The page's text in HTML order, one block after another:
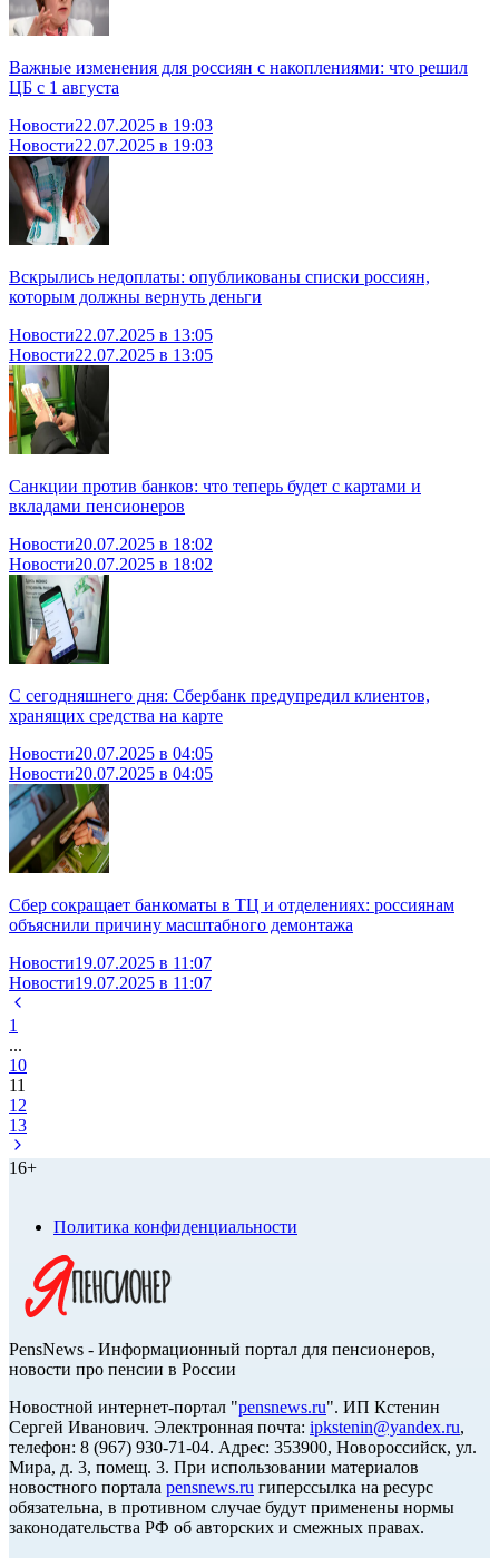
Важные изменения для россиян с накоплениями: что решил
ЦБ с 1 августа
Новости22.07.2025 в 19:03
Новости22.07.2025 в 19:03
Вскрылись недоплаты: опубликованы списки россиян,
которым должны вернуть деньги
Новости22.07.2025 в 13:05
Новости22.07.2025 в 13:05
Санкции против банков: что теперь будет с картами и
вкладами пенсионеров
Новости20.07.2025 в 18:02
Новости20.07.2025 в 18:02
С сегодняшнего дня: Сбербанк предупредил клиентов,
хранящих средства на карте
Новости20.07.2025 в 04:05
Новости20.07.2025 в 04:05
Сбер сокращает банкоматы в ТЦ и отделениях: россиянам
объяснили причину масштабного демонтажа
Новости19.07.2025 в 11:07
Новости19.07.2025 в 11:07
1
...
10
11
12
13
16+
Политика конфиденциальности
PensNews - Информационный портал для пенсионеров,
новости про пенсии в России
Новостной интернет-портал "pensnews.ru". ИП Кстенин
Сергей Иванович. Электронная почта: ipkstenin@yandex.ru,
телефон: 8 (967) 930-71-04. Адрес: 353900, Новороссийск, ул.
Мира, д. 3, помещ. 3. При использовании материалов
новостного портала pensnews.ru гиперссылка на ресурс
обязательна, в противном случае будут применены нормы
законодательства РФ об авторских и смежных правах.